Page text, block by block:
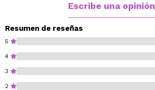
Escribe una opinión
Resumen de reseñas
5
4
3
2